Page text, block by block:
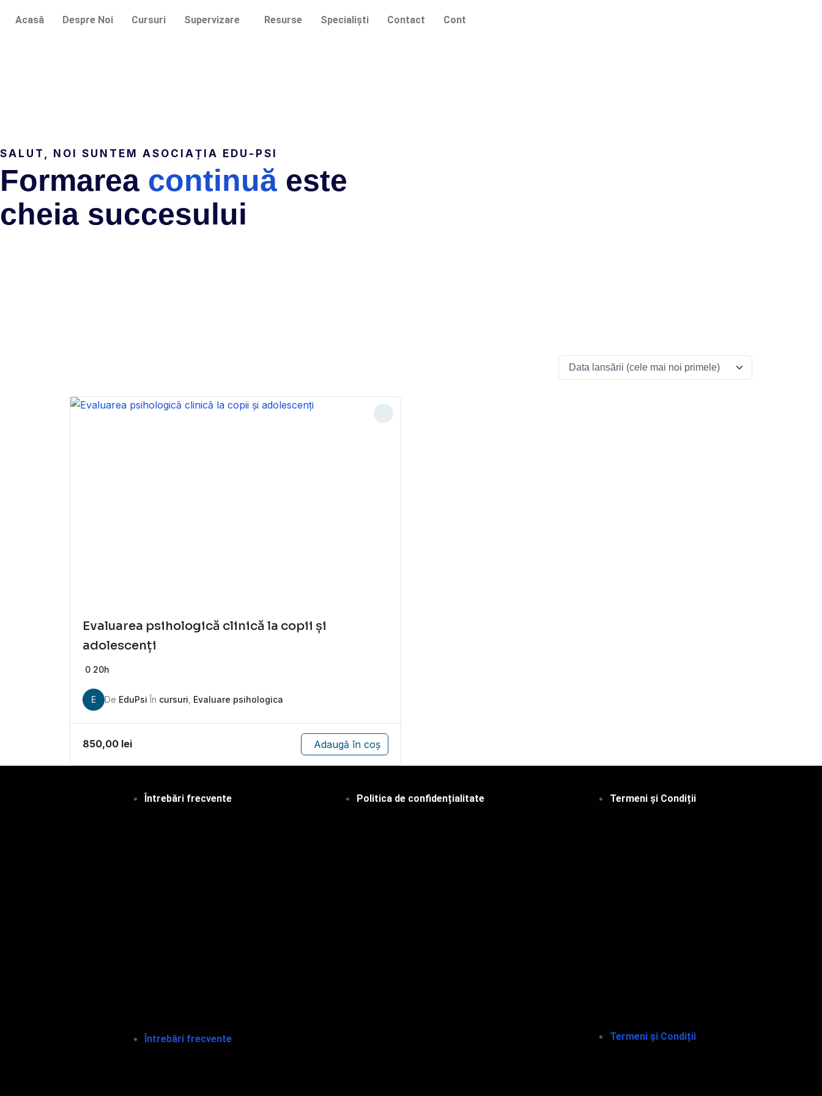
Acasă Despre Noi Cursuri Supervizare Resurse Specialiști Contact Cont
SALUT, NOI SUNTEM ASOCIAȚIA EDU-PSI
Formarea continuă este
cheia succesului
Evaluarea psihologică clinică la copii și
adolescenți
0 20h
E De EduPsi În cursuri Evaluare psihologica
850,00 lei Adaugă în coș
Întrebări frecvente
Întrebări frecvente
Politica de confidențialitate Termeni și Condiții
Termeni și Condiții